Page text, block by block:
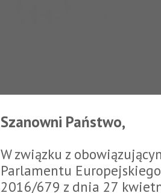
Szanowni Państwo,
W związku z
Parlamentu
2016/679 z dnia 27